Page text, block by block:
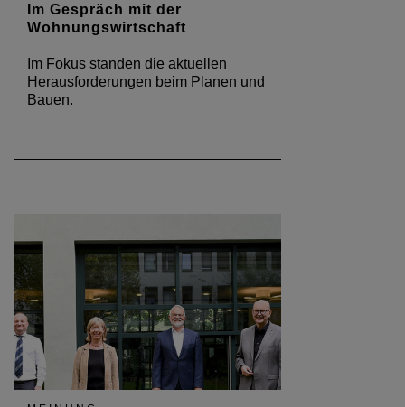
Im Gespräch mit der
Wohnungswirtschaft
Im Fokus standen die aktuellen
Herausforderungen beim Planen und
Bauen.